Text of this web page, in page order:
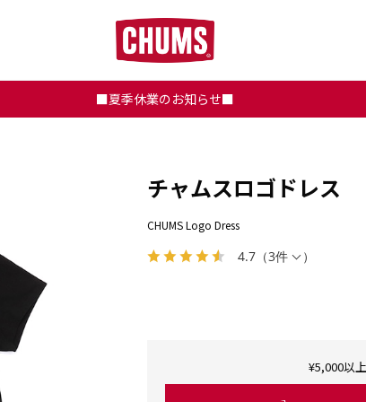
■夏季休業のお知らせ■
4.7 （3件 ）
チャムスロゴドレス
CHUMS Logo Dress
¥5,000以